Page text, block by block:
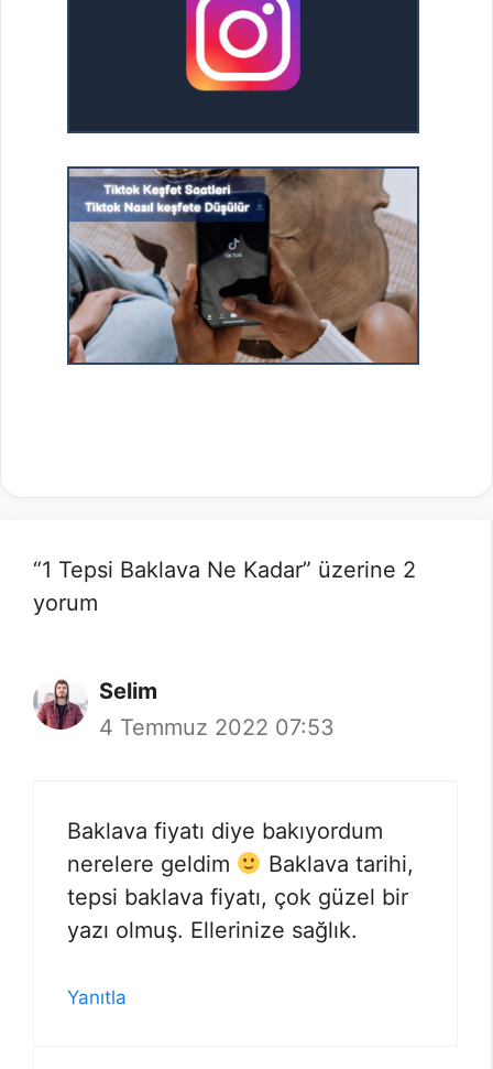
“1 Tepsi Baklava Ne Kadar” üzerine 2
yorum
Selim
4 Temmuz 2022 07:53
Baklava fiyatı diye bakıyordum
nerelere geldim
Baklava tarihi,
tepsi baklava fiyatı, çok güzel bir
yazı olmuş. Ellerinize sağlık.
Yanıtla